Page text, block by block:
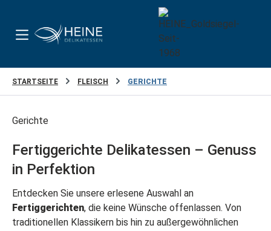
STARTSEITE FLEISCH GERICHTE
Gerichte
Fertiggerichte Delikatessen – Genuss
in Perfektion
Entdecken Sie unsere erlesene Auswahl an
Fertiggerichten, die keine Wünsche offenlassen. Von
traditionellen Klassikern bis hin zu außergewöhnlichen